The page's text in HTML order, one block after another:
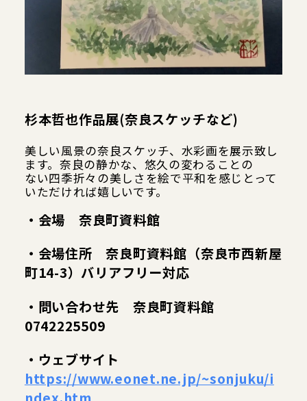
オンラインショップ
杉本哲也作品展(奈良スケッチなど)
美しい風景の奈良スケッチ、水彩画を展示致し
ます。奈良の静かな、悠久の変わることの
ない四季折々の美しさを絵で平和を感じとって
いただければ嬉しいです。
・会場 奈良町資料館
・会場住所 奈良町資料館（奈良市西新屋
町14-3）バリアフリー対応
・問い合わせ先 奈良町資料館
0742225509
・ウェブサイト
https://www.eonet.ne.jp/~sonjuku/i